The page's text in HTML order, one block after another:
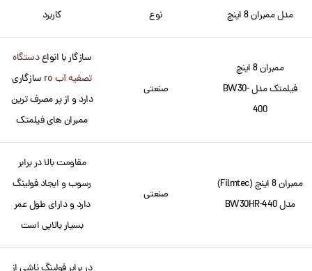
مدل ممبران 8 اینچ نوع کاربرد
ممبران 8 اینچ
فیلمتک مدل BW30-
400
صنعتی
سازگار با انواعدستگاه
تصفیه آب ro
سازگاری
دارد و از پر مصرف ترین
ممبران های فیلمتک
ممبران 8 اینچ (Filmtec)
مدل BW30HR-440
صنعتی
مقاومت بالا در برابر
رسوب و ایجاد فولینگ
دارد و دارای طول عمر
بسیار بالایی است